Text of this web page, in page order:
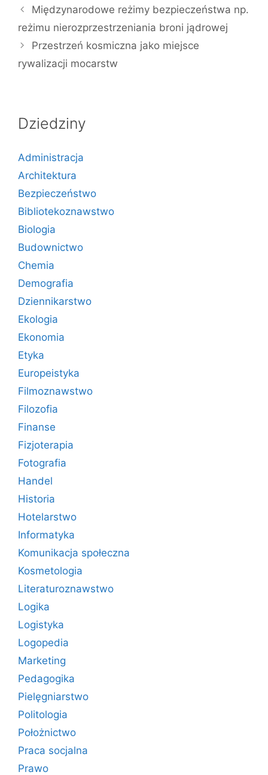
Międzynarodowe reżimy bezpieczeństwa np.
reżimu nierozprzestrzeniania broni jądrowej
Przestrzeń kosmiczna jako miejsce
rywalizacji mocarstw
Dziedziny
Administracja
Architektura
Bezpieczeństwo
Bibliotekoznawstwo
Biologia
Budownictwo
Chemia
Demografia
Dziennikarstwo
Ekologia
Ekonomia
Etyka
Europeistyka
Filmoznawstwo
Filozofia
Finanse
Fizjoterapia
Fotografia
Handel
Historia
Hotelarstwo
Informatyka
Komunikacja społeczna
Kosmetologia
Literaturoznawstwo
Logika
Logistyka
Logopedia
Marketing
Pedagogika
Pielęgniarstwo
Politologia
Położnictwo
Praca socjalna
Prawo